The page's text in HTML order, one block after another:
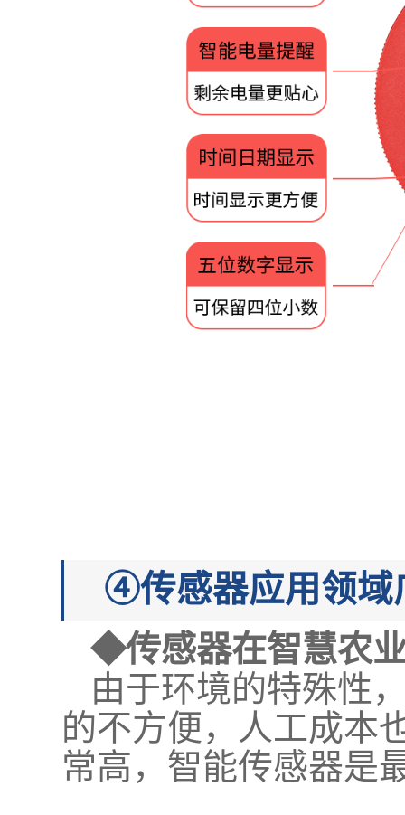
④传感器应用领域
◆传感器在智慧农
由于环境的特殊性
的不方便，人工成本
常高，智能传感器是